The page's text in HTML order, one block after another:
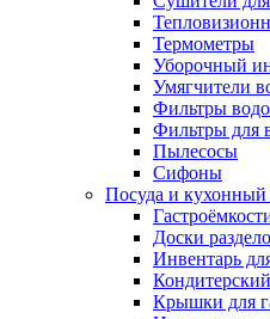
Термометры
Уборочный
Умягчители
Фильтры
Фильтры для
Пылесосы
Сифоны
Посуда и кухонный
Доски
Инвентарь
Крышки для